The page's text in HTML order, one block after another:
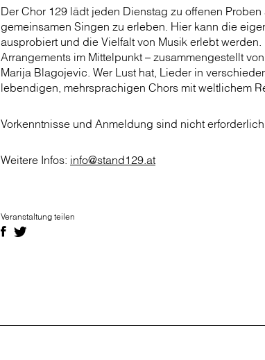
Der Chor 129 lädt jeden Dienstag zu offenen
gemeinsamen Singen zu erleben. Hier kann die
ausprobiert und die Vielfalt von Musik erlebt
Arrangements im Mittelpunkt – zusammengestellt
Marija Blagojevic. Wer Lust hat, Lieder in
lebendigen, mehrsprachigen Chors mit weltlichem
Vorkenntnisse und Anmeldung sind nicht
Weitere Infos: info@stand129.at
Veranstaltung teilen